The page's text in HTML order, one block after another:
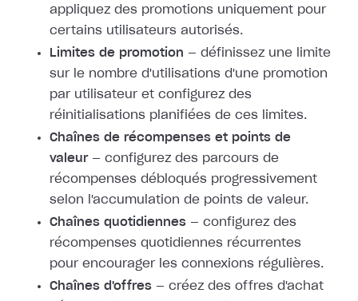
appliquez des promotions uniquement pour
certains utilisateurs autorisés.
Limites de promotion — définissez une limite
sur le nombre d'utilisations d'une promotion
par utilisateur et configurez des
réinitialisations planifiées de ces limites.
Chaînes de récompenses et points de
valeur— configurez des parcours de
récompenses débloqués progressivement
selon l'accumulation de points de valeur.
Chaînes quotidiennes — configurez des
récompenses quotidiennes récurrentes
pour encourager les connexions régulières.
Chaînes d'offres — créez des offres d'achat